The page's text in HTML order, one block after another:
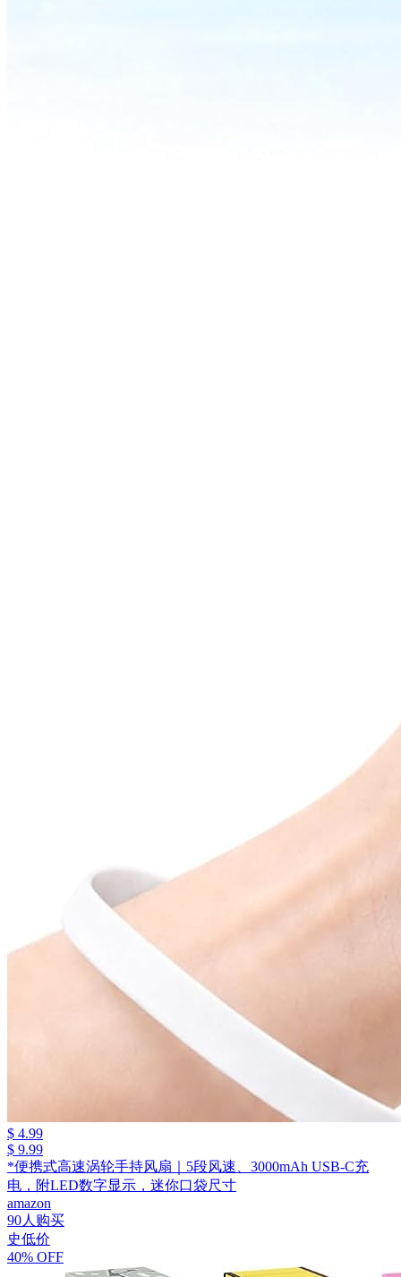
$ 4.99
$ 9.99
*便携式高速涡轮手持风扇｜5段风速、3000mAh USB-C充
电，附LED数字显示，迷你口袋尺寸
amazon
90人购买
史低价
40% OFF